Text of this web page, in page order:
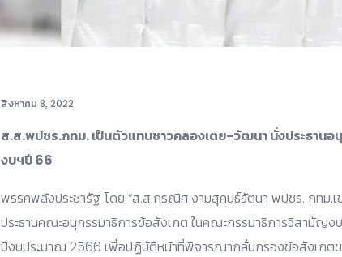
สิงหาคม 8, 2022
ส.ส.พปชร.กทม. เป็นตัวแทนชาวคลองเตย-วัฒนา นั่งประธาน
งบฯปี 66
พรรคพลังประชารัฐ โดย “ส.ส.กรณิศ งามสุคนธ์รัตนา พปชร. กทม.เ
ประธานคณะอนุกรรมาธิการข้อสังเกต ในคณะกรรมาธิการวิสามัญง
ปีงบประมาณ 2566 เพื่อปฏิบัติหน้าที่พิจารณากลั่นกรองข้อสังเกต